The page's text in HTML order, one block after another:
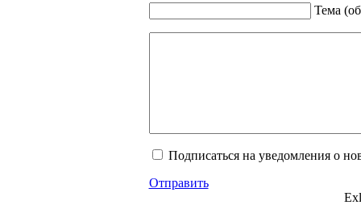
Тема
Подписаться на уведомления о
Отправить